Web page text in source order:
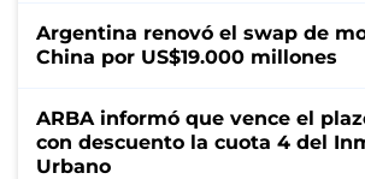
Argentina renovó el swap de
China por US$19.000 millones
ARBA informó que vence el
con descuento la cuota 4 del
Urbano